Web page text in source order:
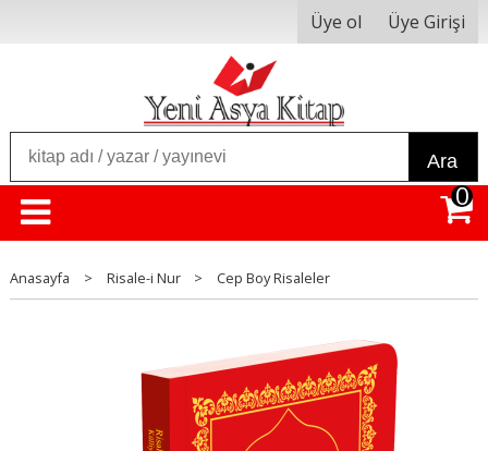
Üye ol Üye Girişi
Ara
0
Anasayfa > Risale-i Nur > Cep Boy Risaleler